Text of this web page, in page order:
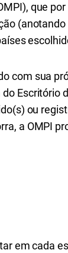
que
com sua
Escritório
ou
a OMPI
em cada